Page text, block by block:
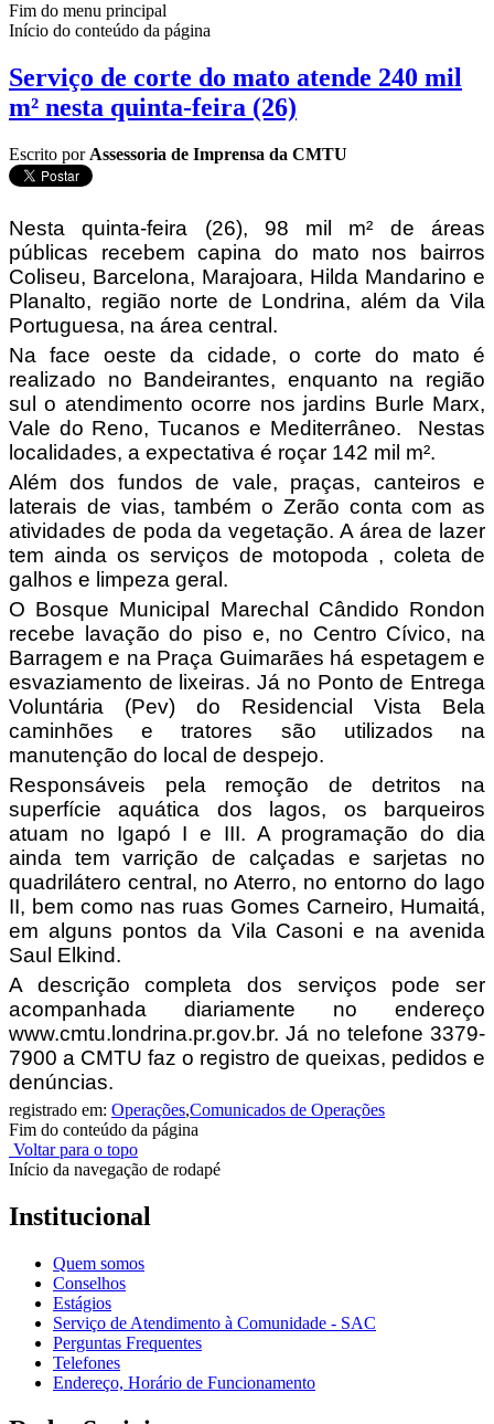
Fim do menu principal
Início do conteúdo da página
Serviço de corte do mato atende 240 mil
m² nesta quinta-feira (26)
Escrito por Assessoria de Imprensa da CMTU
Nesta quinta-feira (26), 98 mil m² de áreas
públicas recebem capina do mato nos bairros
Coliseu, Barcelona, Marajoara, Hilda Mandarino e
Planalto, região norte de Londrina, além da Vila
Portuguesa, na área central.
Na face oeste da cidade, o corte do mato é
realizado no Bandeirantes, enquanto na região
sul o atendimento ocorre nos jardins Burle Marx,
Vale do Reno, Tucanos e Mediterrâneo. Nestas
localidades, a expectativa é roçar 142 mil m².
Além dos fundos de vale, praças, canteiros e
laterais de vias, também o Zerão conta com as
atividades de poda da vegetação. A área de lazer
tem ainda os serviços de motopoda , coleta de
galhos e limpeza geral.
O Bosque Municipal Marechal Cândido Rondon
recebe lavação do piso e, no Centro Cívico, na
Barragem e na Praça Guimarães há espetagem e
esvaziamento de lixeiras. Já no Ponto de Entrega
Voluntária (Pev) do Residencial Vista Bela
caminhões e tratores são utilizados na
manutenção do local de despejo.
Responsáveis pela remoção de detritos na
superfície aquática dos lagos, os barqueiros
atuam no Igapó I e III. A programação do dia
ainda tem varrição de calçadas e sarjetas no
quadrilátero central, no Aterro, no entorno do lago
II, bem como nas ruas Gomes Carneiro, Humaitá,
em alguns pontos da Vila Casoni e na avenida
Saul Elkind.
A descrição completa dos serviços pode ser
acompanhada diariamente no endereço
www.cmtu.londrina.pr.gov.br. Já no telefone 3379-
7900 a CMTU faz o registro de queixas, pedidos e
denúncias.
registrado em: Operações,Comunicados de Operações
Fim do conteúdo da página
Voltar para o topo
Início da navegação de rodapé
Institucional
Quem somos
Conselhos
Estágios
Serviço de Atendimento à Comunidade - SAC
Perguntas Frequentes
Telefones
Endereço, Horário de Funcionamento